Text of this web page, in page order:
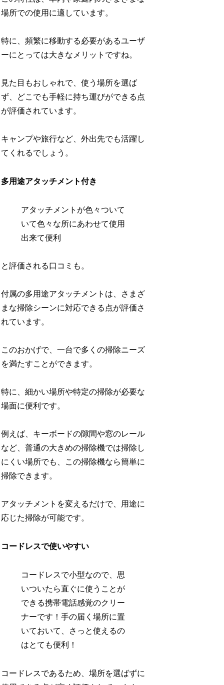
場所での使用に適しています。
特に、頻繁に移動する必要があるユーザ
ーにとっては大きなメリットですね。
見た目もおしゃれで、使う場所を選ば
ず、どこでも手軽に持ち運びができる点
が評価されています。
キャンプや旅行など、外出先でも活躍し
てくれるでしょう。
多用途アタッチメント付き
アタッチメントが色々ついて
いて色々な所にあわせて使用
出来て便利
と評価される口コミも。
付属の多用途アタッチメントは、さまざ
まな掃除シーンに対応できる点が評価さ
れています。
このおかげで、一台で多くの掃除ニーズ
を満たすことができます。
特に、細かい場所や特定の掃除が必要な
場面に便利です。
例えば、キーボードの隙間や窓のレール
など、普通の大きめの掃除機では掃除し
にくい場所でも、この掃除機なら簡単に
掃除できます。
アタッチメントを変えるだけで、用途に
応じた掃除が可能です。
コードレスで使いやすい
コードレスで小型なので、思
いついたら直ぐに使うことが
できる携帯電話感覚のクリー
ナーです！手の届く場所に置
いておいて、さっと使えるの
はとても便利！
コードレスであるため、場所を選ばずに